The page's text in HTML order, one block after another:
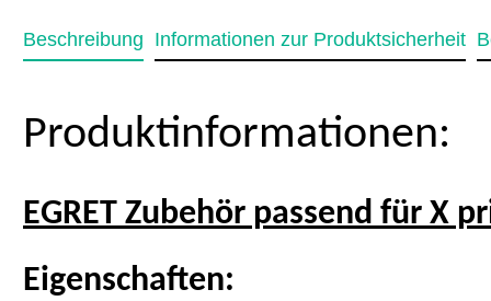
Beschreibung Informationen zur Produktsicherheit
Produktinformationen:
EGRET Zubehör passend für X
Eigenschaften: